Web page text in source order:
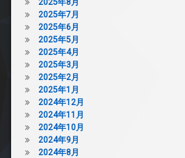
2025年8月
2025年7月
2025年6月
2025年5月
2025年4月
2025年3月
2025年2月
2025年1月
2024年12月
2024年11月
2024年10月
2024年9月
2024年8月